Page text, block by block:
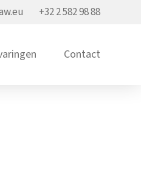
+32 2 582 98 88
Contact